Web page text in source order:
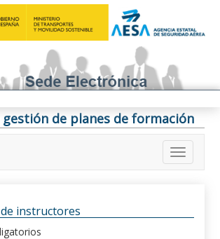
gestión de planes de formación
instructores